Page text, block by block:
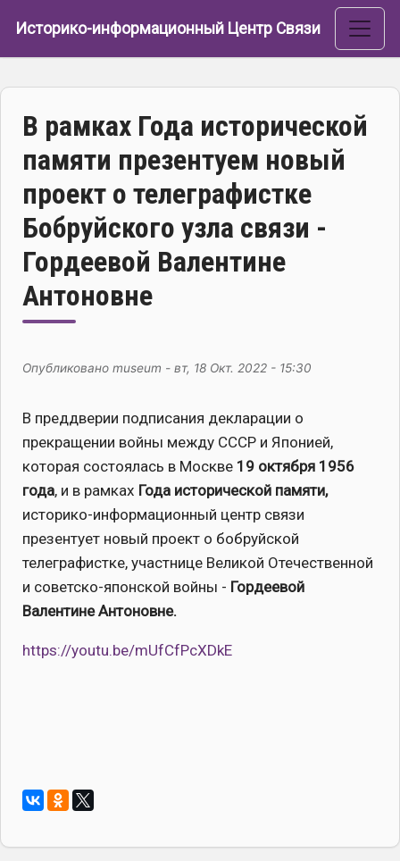
Историко-информационный Центр Связи
В рамках Года исторической
памяти презентуем новый
проект о телеграфистке
Бобруйского узла связи -
Гордеевой Валентине
Антоновне
Опубликовано museum - вт, 18 Окт. 2022 - 15:30
В преддверии подписания декларации о
прекращении войны между СССР и Японией,
которая состоялась в Москве 19 октября 1956
года, и в рамках Года исторической памяти,
историко-информационный центр связи
презентует новый проект о бобруйской
телеграфистке, участнице Великой Отечественной
и советско-японской войны - Гордеевой
Валентине Антоновне.
https://youtu.be/mUfCfPcXDkE